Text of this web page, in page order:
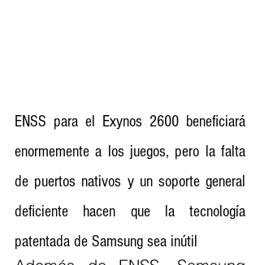
ENSS para el Exynos 2600 beneficiará
enormemente a los juegos, pero la falta
de puertos nativos y un soporte general
deficiente hacen que la tecnología
patentada de Samsung sea inútil